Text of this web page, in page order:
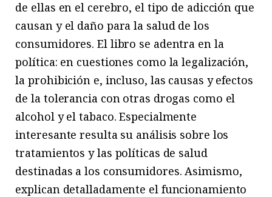
de ellas en el cerebro, el tipo de adicción que
causan y el daño para la salud de los
consumidores. El libro se adentra en la
política: en cuestiones como la legalización,
la prohibición e, incluso, las causas y efectos
de la tolerancia con otras drogas como el
alcohol y el tabaco. Especialmente
interesante resulta su análisis sobre los
tratamientos y las políticas de salud
destinadas a los consumidores. Asimismo,
explican detalladamente el funcionamiento